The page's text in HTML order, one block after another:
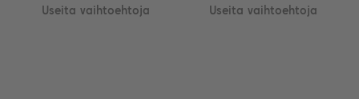
Useita vaihtoehtoja Useita vaihtoehtoja